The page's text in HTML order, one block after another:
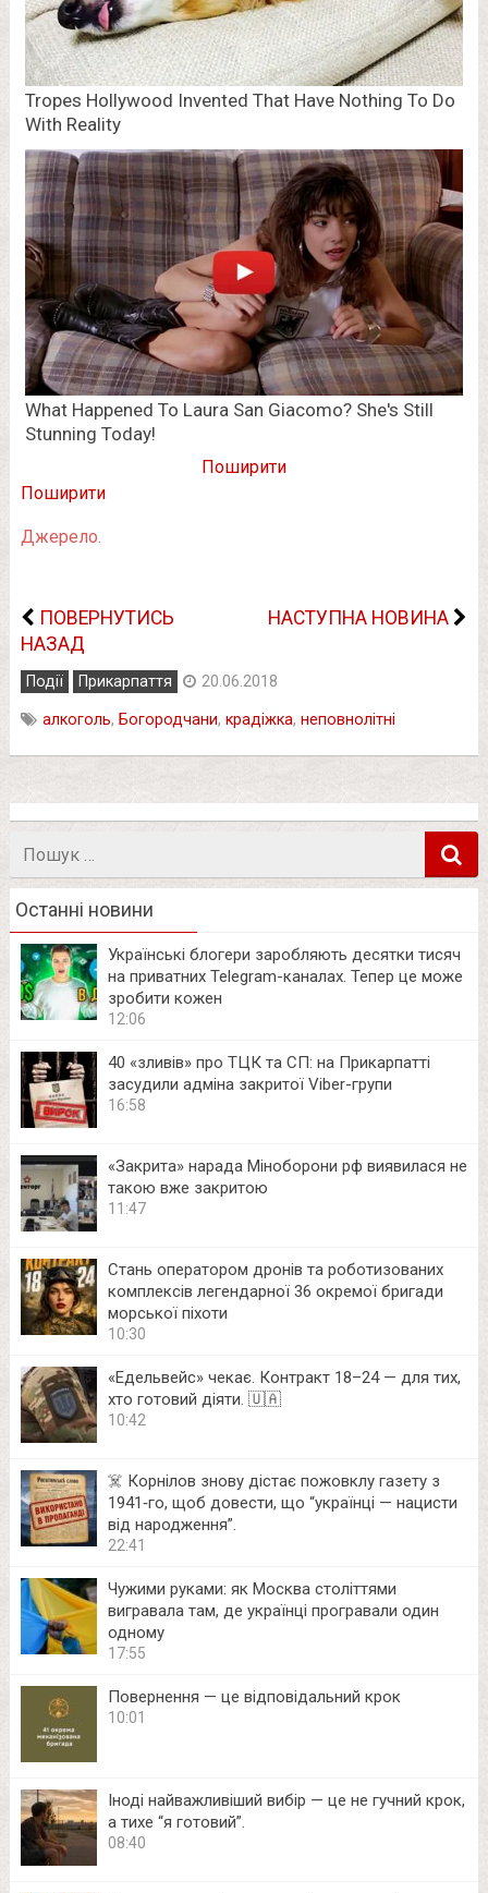
Поширити
Поширити
Джерело.
ПОВЕРНУТИСЬ
НАЗАД
НАСТУПНА НОВИНА
Події Прикарпаття 20.06.2018
алкоголь, Богородчани, крадіжка, неповнолітні
Останні новини
Українські блогери заробляють десятки тисяч
на приватних Telegram-каналах. Тепер це може
зробити кожен
12:06
40 «зливів» про ТЦК та СП: на Прикарпатті
засудили адміна закритої Viber-групи
16:58
«Закрита» нарада Міноборони рф виявилася не
такою вже закритою
11:47
Стань оператором дронів та роботизованих
комплексів легендарної 36 окремої бригади
морської піхоти
10:30
«Едельвейс» чекає. Контракт 18–24 — для тих,
хто готовий діяти. 🇺🇦
10:42
☠️ Корнілов знову дістає пожовклу газету з
1941‑го, щоб довести, що “українці — нацисти
від народження”.
22:41
Чужими руками: як Москва століттями
вигравала там, де українці програвали один
одному
17:55
Повернення — це відповідальний крок
10:01
Іноді найважливіший вибір — це не гучний крок,
а тихе “я готовий”.
08:40